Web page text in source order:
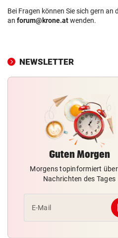
Bei Fragen können Sie sich gern an
an forum@krone.atwenden.
NEWSLETTER
Guten Morgen
Morgens topinformiert
Nachrichten des Tages
E-Mail